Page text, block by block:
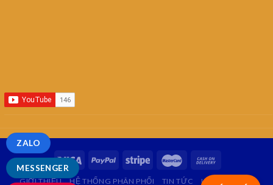
GIỚI THIỆU HỆ THỐNG PHÂN PHỐI TIN TỨC LIÊN HỆ
MESSENGER
ZALO